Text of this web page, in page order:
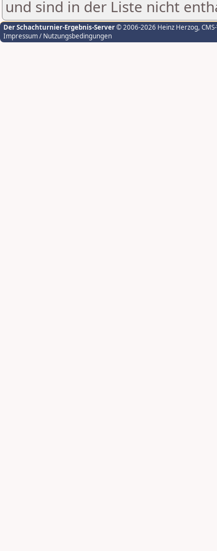
und sind in der Liste nicht
Der Schachturnier-Ergebnis-Server© 2006-2026 Heinz Herzog,
Impressum / Nutzungsbedingungen